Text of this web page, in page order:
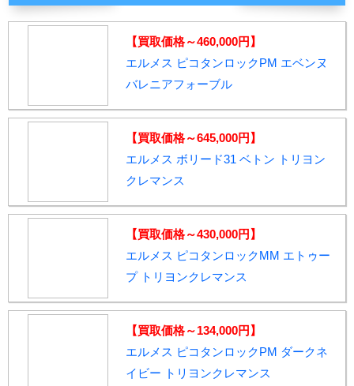
【買取価格～460,000円】
エルメス ピコタンロックPM エベンヌ
バレニアフォーブル
【買取価格～645,000円】
エルメス ボリード31 ベトン トリヨン
クレマンス
【買取価格～430,000円】
エルメス ピコタンロックMM エトゥー
プ トリヨンクレマンス
【買取価格～134,000円】
エルメス ピコタンロックPM ダークネ
イビー トリヨンクレマンス